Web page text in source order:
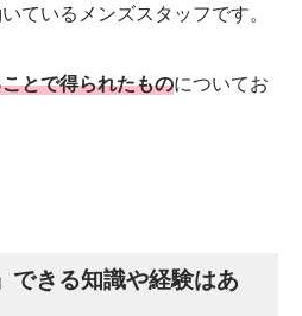
ているメンズスタッフです。
とで得られたものについてお
できる知識や経験はあ